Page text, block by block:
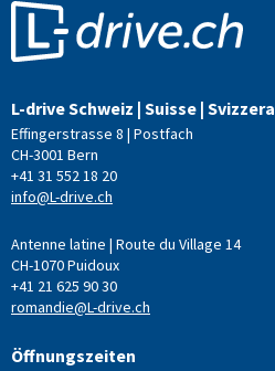
L-drive Schweiz | Suisse | Svizzera
Effingerstrasse 8 | Postfach
CH-3001 Bern
+41 31 552 18 20
info@L-drive.ch
Antenne latine | Route du Village 14
CH-1070 Puidoux
+41 21 625 90 30
romandie@L-drive.ch
Öffnungszeiten